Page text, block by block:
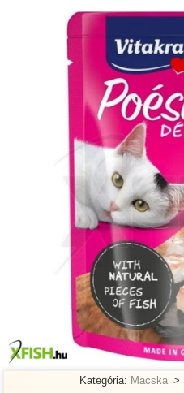
Kategória: Macska >